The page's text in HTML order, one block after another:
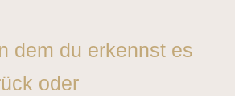
dem du erkennst es
oder